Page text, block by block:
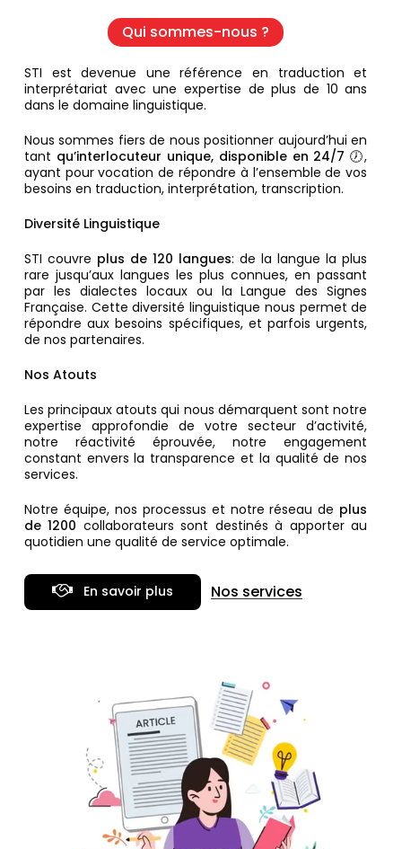
Qui sommes-nous ?
STI est devenue une référence en traduction et
interprétariat avec une expertise de plus de 10 ans
dans le domaine linguistique.
Nous sommes fiers de nous positionner aujourd’hui en
tant qu’interlocuteur unique, disponible en 24/7 🕖,
ayant pour vocation de répondre à l’ensemble de vos
besoins en traduction, interprétation, transcription.
Diversité Linguistique
STI couvre plus de 120 langues: de la langue la plus
rare jusqu’aux langues les plus connues, en passant
par les dialectes locaux ou la Langue des Signes
Française. Cette diversité linguistique nous permet de
répondre aux besoins spécifiques, et parfois urgents,
de nos partenaires.
Nos Atouts
Les principaux atouts qui nous démarquent sont notre
expertise approfondie de votre secteur d’activité,
notre réactivité éprouvée, notre engagement
constant envers la transparence et la qualité de nos
services.
Notre équipe, nos processus et notre réseau de plus
de 1200 collaborateurs sont destinés à apporter au
quotidien une qualité de service optimale.
En savoir plus Nos services